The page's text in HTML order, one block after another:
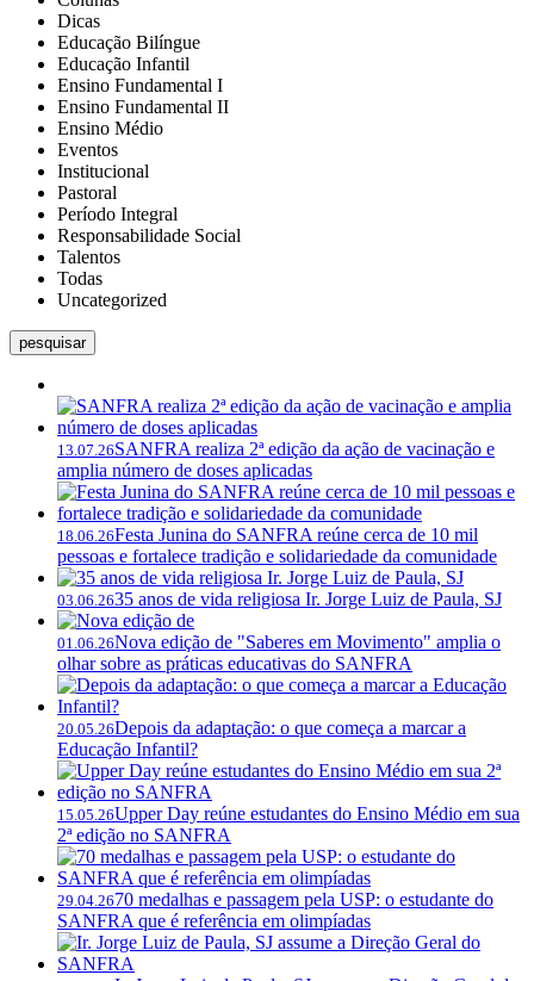
Dicas
Educação Bilíngue
Educação Infantil
Ensino Fundamental I
Ensino Fundamental II
Ensino Médio
Eventos
Institucional
Pastoral
Período Integral
Responsabilidade Social
Talentos
Todas
Uncategorized
pesquisar
13.07.26SANFRA realiza 2ª edição da ação de vacinação e
amplia número de doses aplicadas
18.06.26Festa Junina do SANFRA reúne cerca de 10 mil
pessoas e fortalece tradição e solidariedade da comunidade
03.06.2635 anos de vida religiosa Ir. Jorge Luiz de Paula, SJ
01.06.26Nova edição de "Saberes em Movimento" amplia o
olhar sobre as práticas educativas do SANFRA
20.05.26Depois da adaptação: o que começa a marcar a
Educação Infantil?
15.05.26Upper Day reúne estudantes do Ensino Médio em sua
2ª edição no SANFRA
29.04.2670 medalhas e passagem pela USP: o estudante do
SANFRA que é referência em olimpíadas